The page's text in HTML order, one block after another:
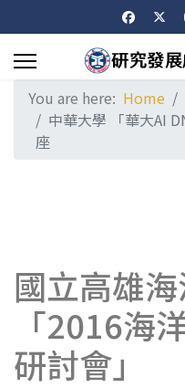
You are here: Home
中華大學 「華大AI
座
國立高雄
「2016海
研討會」